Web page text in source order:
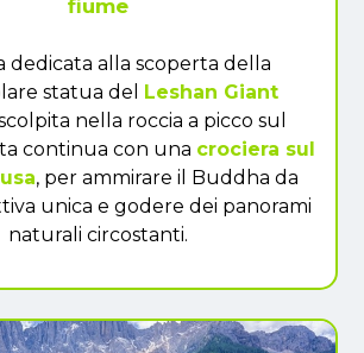
fiume
dedicata alla scoperta della
statua del Leshan Giant
nella roccia a picco sul
continua con una crociera sul
, per ammirare il Buddha da
unica e godere dei panorami
naturali circostanti.